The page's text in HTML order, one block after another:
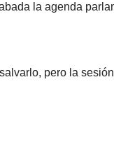
la agenda
pero la